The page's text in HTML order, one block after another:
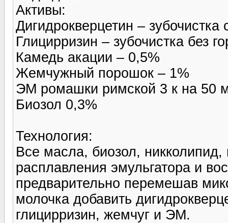
Активы:
Дигидрокверцетин – зубочистка
Глицирризин – зубочистка без
Камедь акации – 0,5%
Жемчужный порошок – 1%
ЭМ ромашки римской 3 к на 50
Биозол 0,3%
Технология:
Все масла, биозол, никколипид,
расплавления эмульгатора и
предварительно перемешав
молочка добавить
глицирризин, жемчуг и ЭМ.